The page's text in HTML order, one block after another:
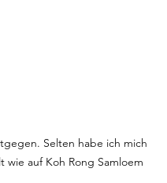
Selten habe ich mich
wie auf Koh Rong Samloem